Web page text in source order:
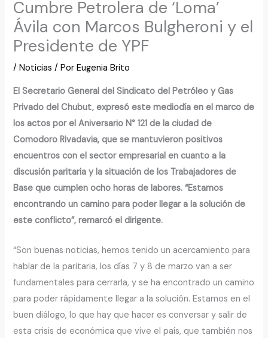
Cumbre Petrolera de ‘Loma’
Ávila con Marcos Bulgheroni y el
Presidente de YPF
/Noticias / PorEugenia Brito
El Secretario General del Sindicato del Petróleo y Gas
Privado del Chubut, expresó este mediodía en el marco de
los actos por el Aniversario N° 121 de la ciudad de
Comodoro Rivadavia, que se mantuvieron positivos
encuentros con el sector empresarial en cuanto a la
discusión paritaria y la situación de los Trabajadores de
Base que cumplen ocho horas de labores. “Estamos
encontrando un camino para poder llegar a la solución de
este conflicto”, remarcó el dirigente.
“Son buenas noticias, hemos tenido un acercamiento para
hablar de la paritaria, los días 7 y 8 de marzo van a ser
fundamentales para cerrarla, y se ha encontrado un camino
para poder rápidamente llegar a la solución. Estamos en el
buen diálogo, lo que hay que hacer es conversar y salir de
esta crisis de económica que vive el país, que también nos